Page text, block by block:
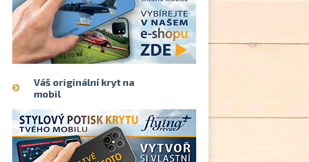
Váš originální kryt na
mobil